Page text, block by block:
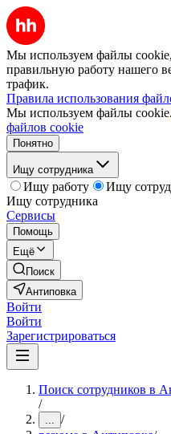
Мы используем файлы
правильную работу нашего
трафик.
Правила использования
Мы используем файлы cookie.
файлов cookie
Понятно
Ищу сотрудника
Ищу работу
Ищу
Ищу сотрудника
Сервисы
Помощь
Ещё
Поиск
Антиповка
Войти
Войти
Зарегистрироваться
Поиск сотрудников в
/
... /